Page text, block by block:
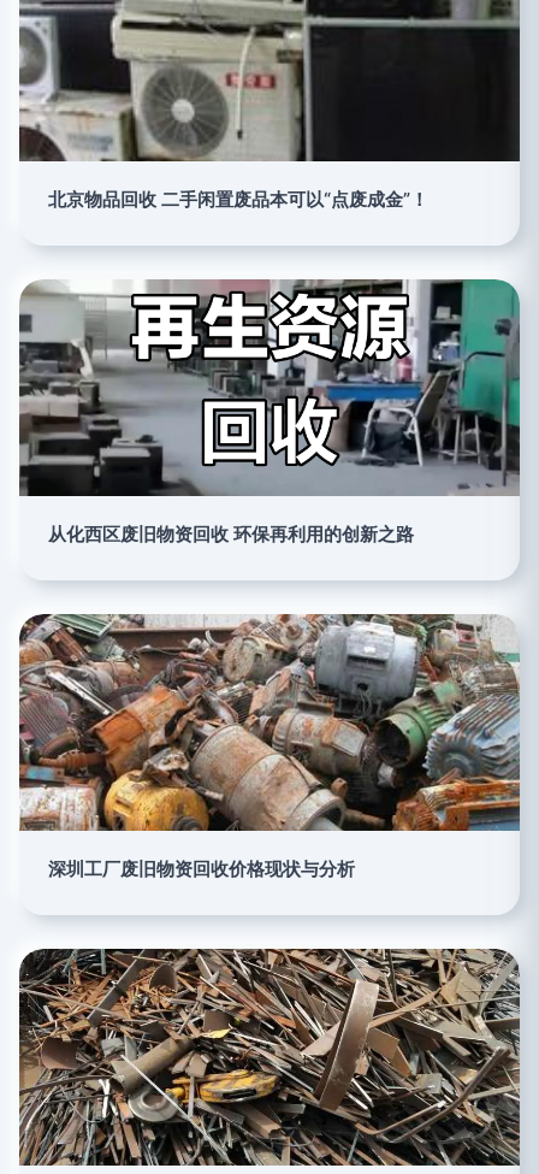
北京物品回收 二手闲置废品本可以“点废成金”！
从化西区废旧物资回收 环保再利用的创新之路
深圳工厂废旧物资回收价格现状与分析